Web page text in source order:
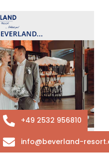
+49 2532 956810
info@beverland-